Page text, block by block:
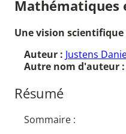
Mathématiques
Une vision
Auteur : Justens
Autre nom d'auteur :
Résumé
Sommaire :